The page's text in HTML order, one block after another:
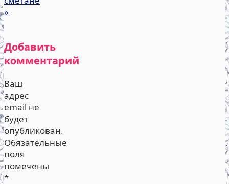
»
Добавить
комментарий
Ваш
адрес
email не
будет
опубликован.
Обязательные
поля
помечены
*